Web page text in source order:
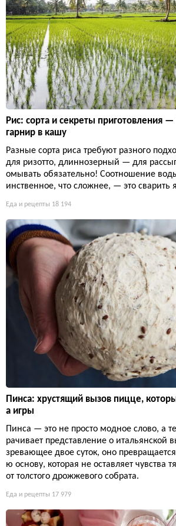
Рис: сорта и секреты приготовления —
гарнир в кашу
Разные сорта риса требуют разного
для ризотто, длиннозерный — для
омывать обязательно! Соотношение
инственное, что сложнее, — это сварить
Еда и рецепты 18 194
Пинса: хрустящий вызов пицце,
а игры
Пинса — это не просто модное слово, а
рачивает представление о итальянской
зревающее двое суток, оно
ю основу, которая не оставляет чувства
от толстого дрожжевого собрата.
Еда и рецепты 17 979